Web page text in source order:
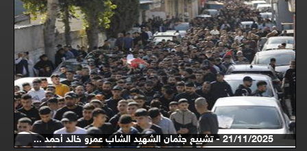
21/11/2025 - تشييع جثمان الشهيد الشاب عمرو خالد أحمد ...